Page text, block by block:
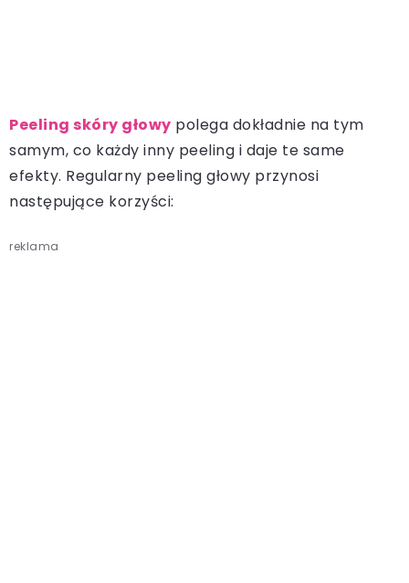
Peeling skóry głowy polega dokładnie na tym
samym, co każdy inny peeling i daje te same
efekty. Regularny peeling głowy przynosi
następujące korzyści:
reklama